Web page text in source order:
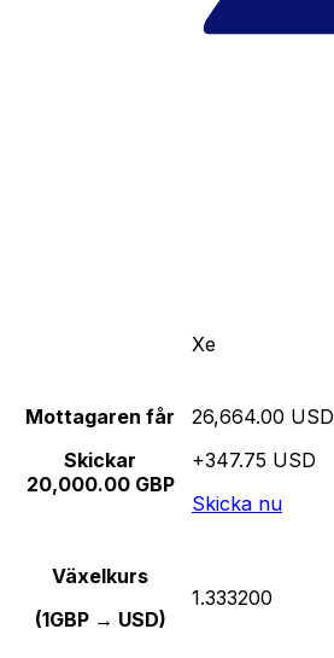
Xe
Mottagaren får
Skickar
20,000.00 GBP
26,664.00 USD
+347.75 USD
Skicka nu
Växelkurs
(1GBP → USD)
1.333200